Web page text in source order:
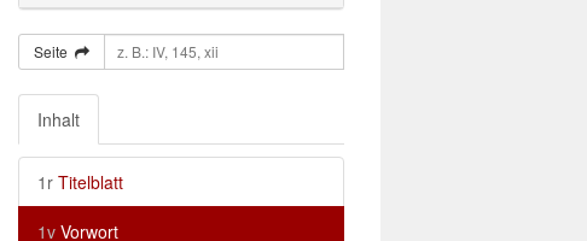
Seite
Inhalt
1r Titelblatt
1v Vorwort